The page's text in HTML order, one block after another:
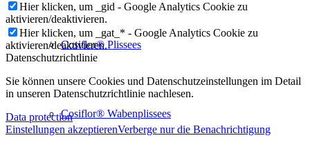
Cosiflor® Plissees
Cosiflor® Wabenplissees
Hier klicken, um _gid - Google Analytics Cookie zu
aktivieren/deaktivieren.
Hier klicken, um _gat_* - Google Analytics Cookie zu
aktivieren/deaktivieren.
Datenschutzrichtlinie
Sie können unsere Cookies und Datenschutzeinstellungen im Detail
in unseren Datenschutzrichtlinie nachlesen.
Data protection
Einstellungen akzeptierenVerberge nur die Benachrichtigung